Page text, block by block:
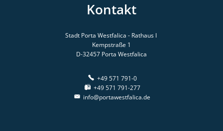
Kontakt
Stadt Porta Westfalica - Rathaus I
Kempstraße 1
D-32457 Porta Westfalica
+49 571 791-0
+49 571 791-277
info@portawestfalica.de